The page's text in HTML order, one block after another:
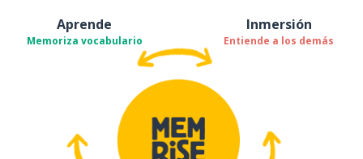
Aprende
Memoriza vocabulario
Inmersión
Entiende a los demás